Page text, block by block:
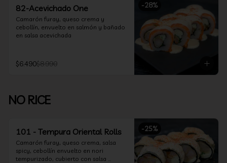
-28%
82-Acevichado One
Camarón furay, queso crema y
cebollín, envuelto en salmón y bañado
en salsa acevichada
$6.490$8.990
NO RICE
-25%
101 - Tempura Oriental Rolls
Camarón furay, queso crema, salsa
spicy, cebollín envuelto en nori
tempurizado, cubierto con salsa